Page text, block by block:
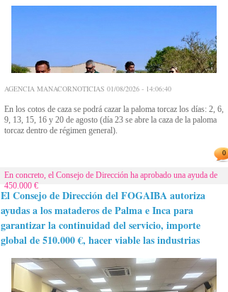
AGENCIA MANACORNOTICIAS 01/08/2026 - 14:06:40
En los cotos de caza se podrá cazar la paloma torcaz los días: 2, 6,
9, 13, 15, 16 y 20 de agosto (día 23 se abre la caza de la paloma
torcaz dentro de régimen general).
0
En concreto, el Consejo de Dirección ha aprobado una ayuda de
450.000 €
El Consejo de Dirección del FOGAIBA autoriza
ayudas a los mataderos de Palma e Inca para
garantizar la continuidad del servicio, importe
global de 510.000 €, hacer viable las industrias